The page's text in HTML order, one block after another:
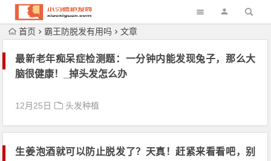
首页 霸王防脱发有用吗 文章
最新老年痴呆症检测题：一分钟内能发现兔子，那么大
脑很健康！_掉头发怎么办
12月25日 头发种植
生姜泡酒就可以防止脱发了？天真！赶紧来看看吧，别